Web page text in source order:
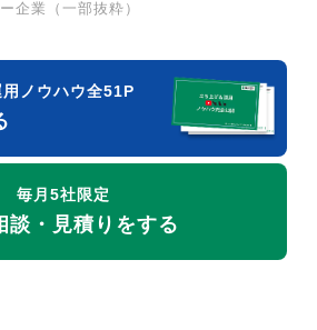
企業（一部抜粋）
ノウハウ全51P
毎月5社限定
談・見積りをする